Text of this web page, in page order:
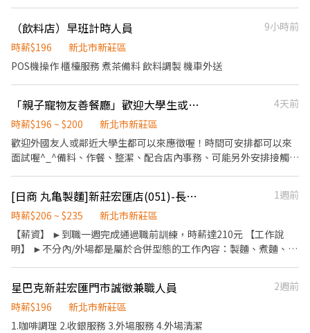
現作提供美味可口的日本國民美食-牛丼/咖哩，並以舒適衛生的用
餐環境、熱情用心的服務態度、平實親民的誠懇價格，強調食品安
受用餐的樂趣。
我們。 三澧餐飲集團官網 https://www.humaxasia.com.tw/
BELLINI PASTA PASTA 品牌官網
https://www.bellinipasta.com.tw/ ✅工作內容： 1. 一般點餐，送
交付工作 ✅工作時段： 早班：09:00~18:00 中班：12:00~21:00 晚
班：18:00~22:30 (排班區間另安排休息時間。) ※彈性排班可討論
作時段說明：依店鋪營運需求排班；兼職人員每月可配合排班時數
須達60小時以上。 ✅提供免費溫馨員工餐點、交通便利通勤上班很
方便。 ✅歡迎無餐飲工作經驗、對餐飲業有熱忱的您，加入三澧餐
飲集團。 -------------------------------------------------- 『加入
三澧 成為家人』共同創造無限可能。 1998年於台灣成立-日商三澧
餐飲集團 HUMAX ASIA，屬於日本Wondertable餐飲集團在台分公
司。 深耕台灣多年的日本與義大利美食連鎖品牌，旗下六大連鎖餐
飲品牌包含， ★義式料理餐廳：BELLINI CAFFÈ、BELLINI Pasta
Pasta、MOLINO手工義大利麵 ★日式鍋物餐廳：Mo-Mo-Paradise
壽喜燒 ★日式天婦羅專門店：天吉屋、吉天麩羅 全台直營店鋪皆位
於各大百貨商場，並持續穩定發展中。 -----------------------------
--------------------- 【應徵須知】 ①詳閱工作內容後，請審慎提出
應徵申請。 ②履歷初審合適者，將邀請實體面談，初審資格不符者
（飲料店）早班計時人員
9小時前
時薪$196
新北市新莊區
POS機操作 櫃檯服務 煮茶備料 飲料調製 機車外送
「親子寵物友善餐廳」歡迎大學生或外國友人來應徵喔^_^
4天前
時薪$196 ~ $200
新北市新莊區
歡迎外國友人或鄰近大學生都可以來應徵喔！時間可安排都可以來
面試喔^_^備料、作餐、整潔、配合店內事務、可能另外安排接觸萌
取（優先錄取新莊鄰近大學學生）。
[日商 丸亀製麵]新莊宏匯店(051)-長期兼職夥伴/廚助/工讀生(彈性排班)
1週前
時薪$206 ~ $235
新北市新莊區
【薪資】 ►到職一週完成通過職前訓練，時薪達210元 【工作說
明】 ►不分內/外場都是屬於合併型態的工作內容：製麵、煮麵、製
時請於主管確認排班時間） 【薪資福利】 1. 提供員工餐 2. 國定假日
雙倍薪 3. 提供優秀同仁績效獎金 4. 久任獎金 5. 生日禮卷 6. 滿年資
享特休假 7.福委會福利補助 ★★多項福利歡迎您加入我們★★ 總是
星巴克新莊宏匯門市誠徵兼職人員
2週前
時薪$196
新北市新莊區
1.咖啡調理 2.收銀服務 3.外場服務 4.外場清潔